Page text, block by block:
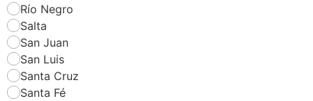
Río Negro
Salta
San Juan
San Luis
Santa Cruz
Santa Fé